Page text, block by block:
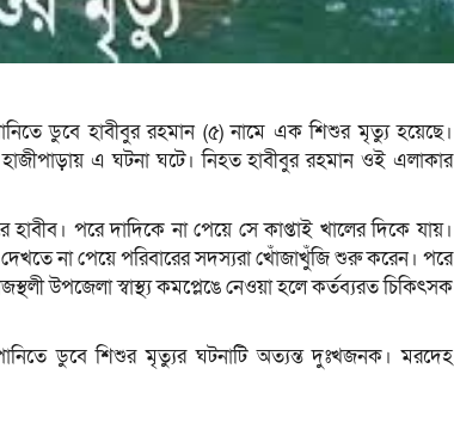
পানিতে ডুবে হাবীবুর রহমান (৫) নামে এক শিশুর মৃত্যু হয়েছে।
এ ঘটনা ঘটে। নিহত হাবীবুর রহমান ওই এলাকার
হাবীব। পরে দাদিকে না পেয়ে সে কাপ্তাই খালের দিকে যায়।
না পেয়ে পরিবারের সদস্যরা খোঁজাখুঁজি শুরু করেন। পরে
উপজেলা স্বাস্থ্য কমপ্লেঙে নেওয়া হলে কর্তব্যরত চিকিৎসক
পানিতে ডুবে শিশুর মৃত্যুর ঘটনাটি অত্যন্ত দুঃখজনক। মরদেহ